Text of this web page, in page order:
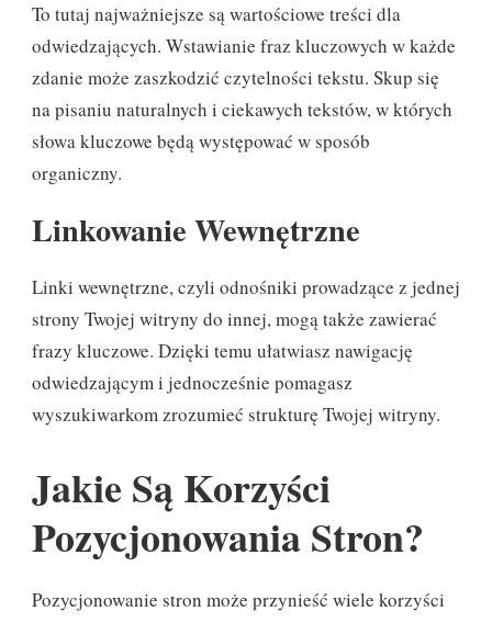
To tutaj najważniejsze są wartościowe treści dla
odwiedzających. Wstawianie fraz kluczowych w każde
zdanie może zaszkodzić czytelności tekstu. Skup się
na pisaniu naturalnych i ciekawych tekstów, w których
słowa kluczowe będą występować w sposób
organiczny.
Linkowanie Wewnętrzne
Linki wewnętrzne, czyli odnośniki prowadzące z jednej
strony Twojej witryny do innej, mogą także zawierać
frazy kluczowe. Dzięki temu ułatwiasz nawigację
odwiedzającym i jednocześnie pomagasz
wyszukiwarkom zrozumieć strukturę Twojej witryny.
Jakie Są Korzyści
Pozycjonowania Stron?
Pozycjonowanie stron może przynieść wiele korzyści